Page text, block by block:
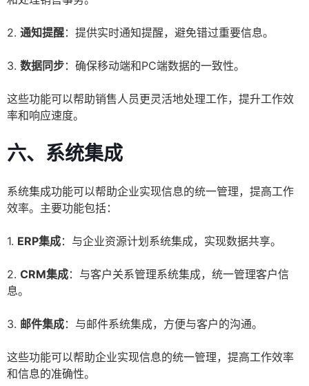
2. 通知提醒：提供实时通知提醒，避免错过重要信息。
3. 数据同步：确保移动端和PC端数据的一致性。
这些功能可以帮助销售人员更灵活地处理工作，提升工作效
率和响应速度。
六、系统集成
系统集成功能可以帮助企业实现信息的统一管理，提高工作
效率。主要功能包括：
1. ERP集成：与企业资源计划系统集成，实现数据共享。
2. CRM集成：与客户关系管理系统集成，统一管理客户信
息。
3. 邮件集成：与邮件系统集成，方便与客户的沟通。
这些功能可以帮助企业实现信息的统一管理，提高工作效率
和信息的准确性。